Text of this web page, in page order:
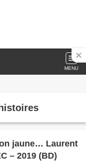
MENU
jaune… Laurent
– 2019 (BD)